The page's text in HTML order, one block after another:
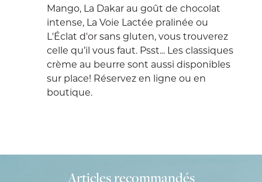
Mango, La Dakar au goût de chocolat
intense, La Voie Lactée pralinée ou
L'Éclat d'or sans gluten, vous trouverez
celle qu’il vous faut. Psst... Les classiques
crème au beurre sont aussi disponibles
sur place! Réservez en ligne ou en
boutique.
Articles recommandés